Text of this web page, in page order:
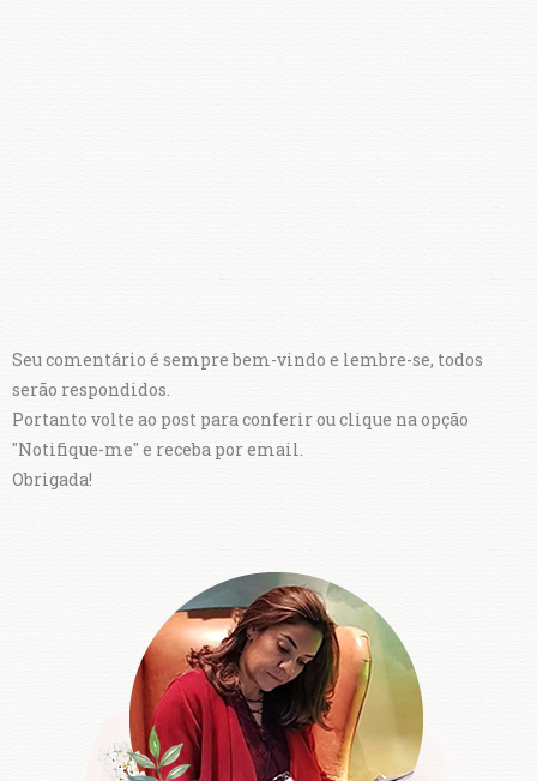
Seu comentário é sempre bem-vindo e lembre-se, todos
serão respondidos.
Portanto volte ao post para conferir ou clique na opção
"Notifique-me" e receba por email.
Obrigada!